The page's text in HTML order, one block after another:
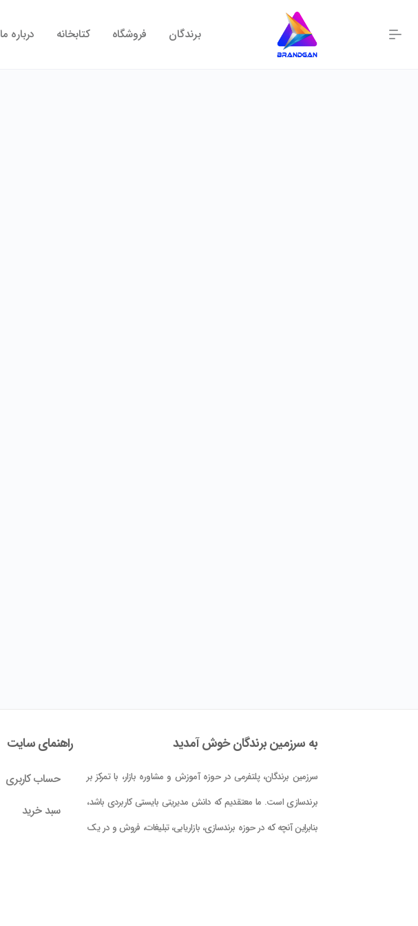
برندگان فروشگاه کتابخانه درباره ما
به سرزمین برندگان خوش آمدید
سرزمین برندگان، پلتفرمی در حوزه آموزش و مشاوره بازار، با تمرکز بر
برندسازی است. ما معتقدیم که دانش مدیریتی بایستی کاربردی باشد،
بنابراین آنچه که در حوزه برندسازی، بازاریابی، تبلیغات، فروش و در یک
راهنمای سایت
حساب کاربری
سبد خرید